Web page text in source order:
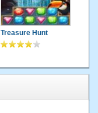
Treasure Hunt